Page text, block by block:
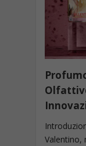
Valentino,